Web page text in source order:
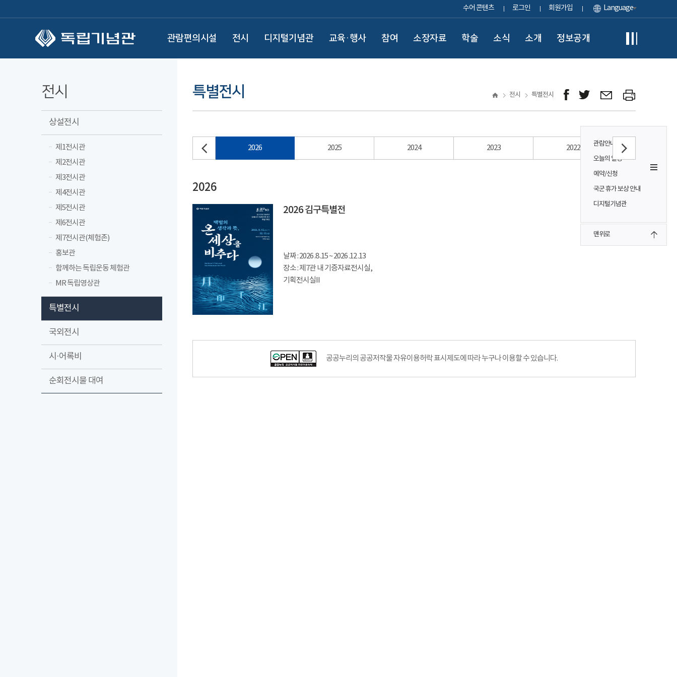
수어 콘텐츠 로그인 회원가입 Language
관람편의시설 전시 디지털기념관 교육·행사 참여 소장자료 학술 소식 소개 정보공개
관람안내
오늘의 일정
예약/신청
국군 휴가 보상 안내
디지털기념관
맨위로
전시
상설전시
제1전시관
제2전시관
제3전시관
제4전시관
제5전시관
제6전시관
제7전시관(체험존)
홍보관
함께하는 독립운동 체험관
MR 독립영상관
특별전시
국외전시
시·어록비
순회전시물 대여
특별전시 전시 특별전시
2026 2025 2024 2023 2022
2026
2026 김구특별전
날짜 : 2026 .8 .15 ~ 2026 .12 .13
장소 : 제7관 내 기증자료전시실,
기획전시실II
공공누리의 공공저작물 자유이용허락 표시제도에 따라 누구나 이용할 수 있습니다.